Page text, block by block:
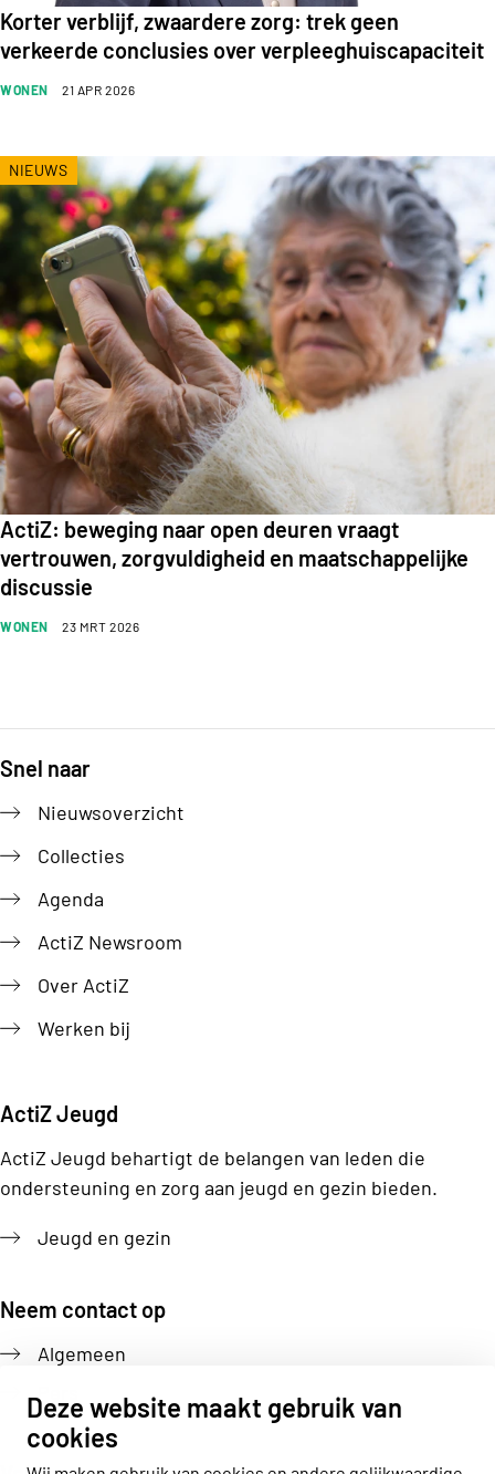
Deze website maakt gebruik van
cookies
WONEN 21 APR 2026
Korter verblijf, zwaardere zorg: trek geen
verkeerde conclusies over verpleeghuiscapaciteit
WONEN 23 MRT 2026
ActiZ: beweging naar open deuren vraagt
vertrouwen, zorgvuldigheid en maatschappelijke
discussie
NIEUWS
Snel naar
Nieuwsoverzicht
Collecties
Agenda
ActiZ Newsroom
Over ActiZ
Werken bij
ActiZ Jeugd
ActiZ Jeugd behartigt de belangen van leden die
ondersteuning en zorg aan jeugd en gezin bieden.
Jeugd en gezin
Neem contact op
Algemeen
Pers